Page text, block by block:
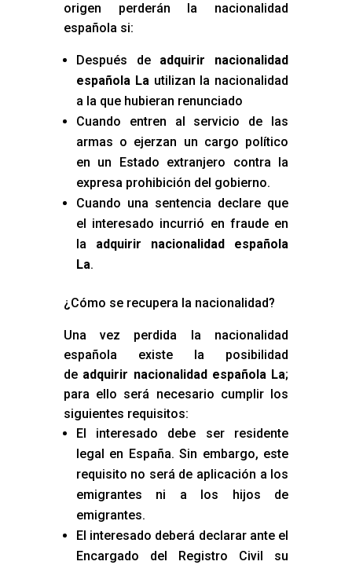
origen perderán la nacionalidad
española si:
Después de adquirir nacionalidad
española Lautilizan la nacionalidad
a la que hubieran renunciado
Cuando entren al servicio de las
armas o ejerzan un cargo político
en un Estado extranjero contra la
expresa prohibición del gobierno.
Cuando una sentencia declare que
el interesado incurrió en fraude en
la adquirir nacionalidad española
La.
¿Cómo se recupera la nacionalidad?
Una vez perdida la nacionalidad
española existe la posibilidad
de adquirir nacionalidad española La;
para ello será necesario cumplir los
siguientes requisitos:
El interesado debe ser residente
legal en España. Sin embargo, este
requisito no será de aplicación a los
emigrantes ni a los hijos de
emigrantes.
El interesado deberá declarar ante el
Encargado del Registro Civil su